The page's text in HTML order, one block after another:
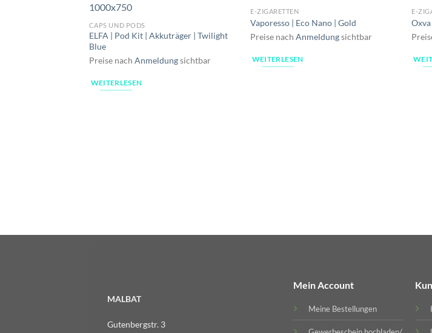
CAPS UND PODS
ELFA | Pod Kit | Akkuträger | Twilight
Blue
Preise nach Anmeldungsichtbar
WEITERLESEN
E-ZIGARETTEN
Vaporesso | Eco Nano | Gold
Preise nachAnmeldungsichtbar
WEITERLESEN
E-
MALBAT
Gutenbergstr. 3
Mein Account
Meine Bestellungen